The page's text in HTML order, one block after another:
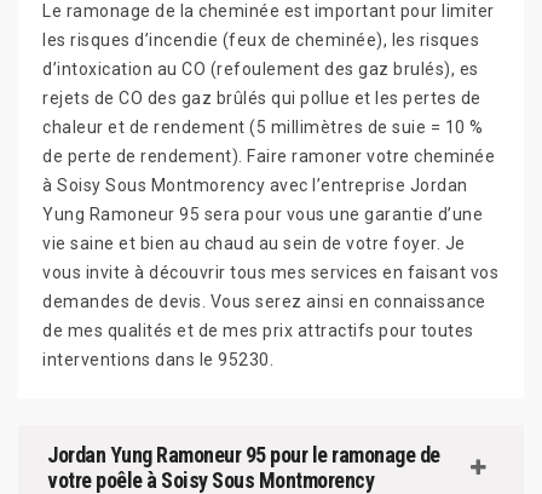
Le ramonage de la cheminée est important pour limiter
les risques d’incendie (feux de cheminée), les risques
d’intoxication au CO (refoulement des gaz brulés), es
rejets de CO des gaz brûlés qui pollue et les pertes de
chaleur et de rendement (5 millimètres de suie = 10 %
de perte de rendement). Faire ramoner votre cheminée
à Soisy Sous Montmorency avec l’entreprise Jordan
Yung Ramoneur 95 sera pour vous une garantie d’une
vie saine et bien au chaud au sein de votre foyer. Je
vous invite à découvrir tous mes services en faisant vos
demandes de devis. Vous serez ainsi en connaissance
de mes qualités et de mes prix attractifs pour toutes
interventions dans le 95230.
Jordan Yung Ramoneur 95 pour le ramonage de
votre poêle à Soisy Sous Montmorency